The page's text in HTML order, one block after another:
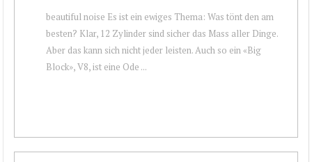
beautiful noise Es ist ein ewiges Thema: Was tönt den am
besten? Klar, 12 Zylinder sind sicher das Mass aller Dinge.
Aber das kann sich nicht jeder leisten. Auch so ein «Big
Block», V8, ist eine Ode ...